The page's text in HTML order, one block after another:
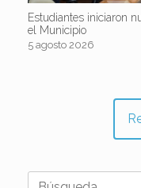
Estudiantes iniciaron
el Municipio
5 agosto 2026
Buscar: